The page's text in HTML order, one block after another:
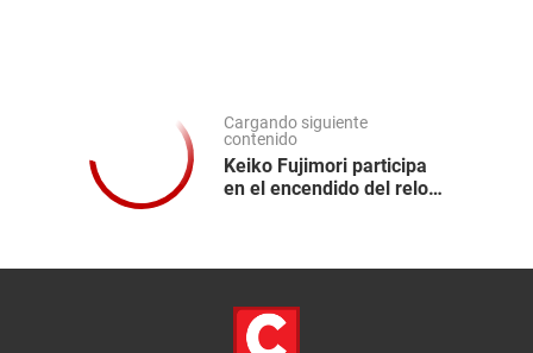
Cargando siguiente
contenido
Keiko Fujimori participa
en el encendido del reloj